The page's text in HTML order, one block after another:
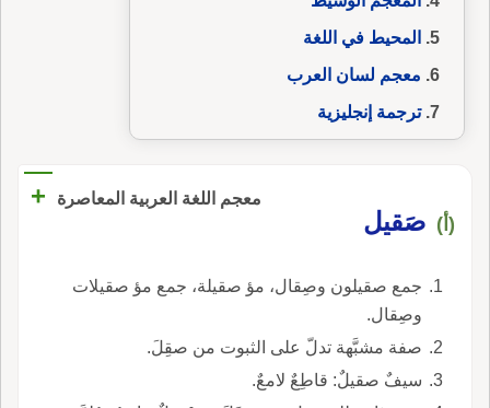
المحيط في اللغة
معجم لسان العرب
ترجمة إنجليزية
معجم اللغة العربية المعاصرة +
(أ) صَقيل
جمع صقيلون وصِقال، مؤ صقيلة، جمع مؤ صقيلات
وصِقال.
صفة مشبَّهة تدلّ على الثبوت من صقِلَ.
سيفٌ صقيلٌ: قاطِعٌ لامعٌ.